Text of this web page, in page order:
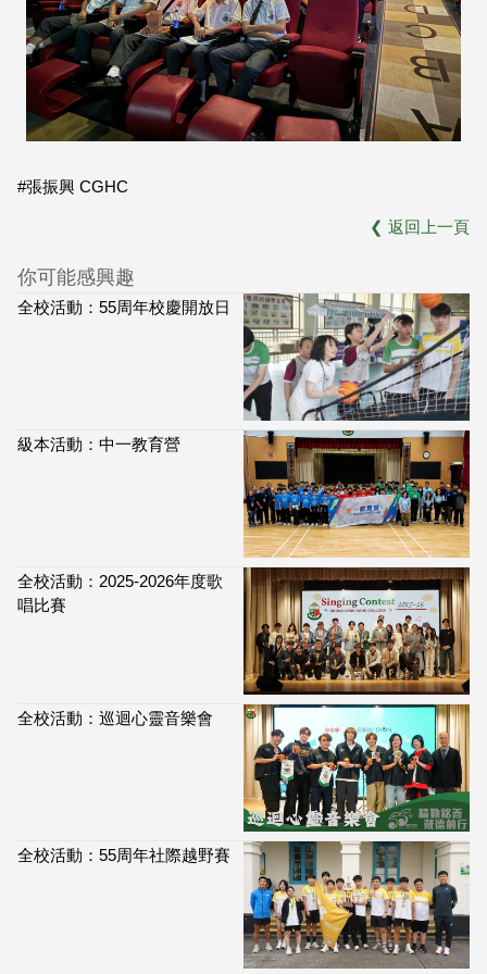
#張振興 CGHC
❮ 返回上一頁
你可能感興趣
全校活動：55周年校慶開放日
級本活動：中一教育營
全校活動：2025-2026年度歌
唱比賽
全校活動：巡迴心靈音樂會
全校活動：55周年社際越野賽